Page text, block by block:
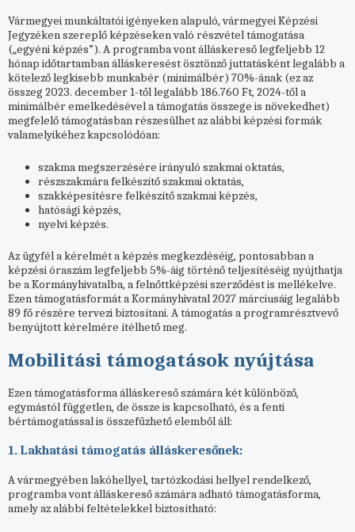
Vármegyei munkáltatói igényeken alapuló, vármegyei Képzési
Jegyzéken szereplő képzéseken való részvétel támogatása
(„egyéni képzés”). A programba vont álláskereső legfeljebb 12
hónap időtartamban álláskeresést ösztönző juttatásként legalább a
kötelező legkisebb munkabér (minimálbér) 70%-ának (ez az
összeg 2023. december 1-től legalább 186.760 Ft, 2024-től a
minimálbér emelkedésével a támogatás összege is növekedhet)
megfelelő támogatásban részesülhet az alábbi képzési formák
valamelyikéhez kapcsolódóan:
szakma megszerzésére irányuló szakmai oktatás,
részszakmára felkészítő szakmai oktatás,
szakképesítésre felkészítő szakmai képzés,
hatósági képzés,
nyelvi képzés.
Az ügyfél a kérelmét a képzés megkezdéséig, pontosabban a
képzési óraszám legfeljebb 5%-áig történő teljesítéséig nyújthatja
be a Kormányhivatalba, a felnőttképzési szerződést is mellékelve.
Ezen támogatásformát a Kormányhivatal 2027 márciusáig legalább
89 fő részére tervezi biztosítani. A támogatás a programrésztvevő
benyújtott kérelmére ítélhető meg.
Mobilitási támogatások nyújtása
Ezen támogatásforma álláskereső számára két különböző,
egymástól független, de össze is kapcsolható, és a fenti
bértámogatással is összefűzhető elemből áll:
1. Lakhatási támogatás álláskeresőnek:
A vármegyében lakóhellyel, tartózkodási hellyel rendelkező,
programba vont álláskereső számára adható támogatásforma,
amely az alábbi feltételekkel biztosítható: